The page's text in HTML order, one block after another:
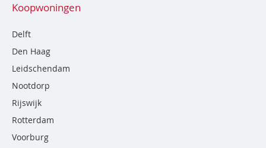
Koopwoningen
Delft
Den Haag
Leidschendam
Nootdorp
Rijswijk
Rotterdam
Voorburg